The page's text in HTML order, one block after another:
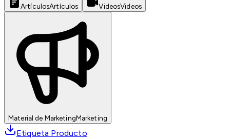
ArtículosArtículos VideosVideos
Material de MarketingMarketing
Etiqueta Producto